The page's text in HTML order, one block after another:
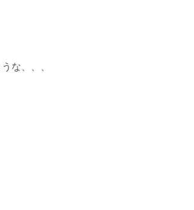
な、、、